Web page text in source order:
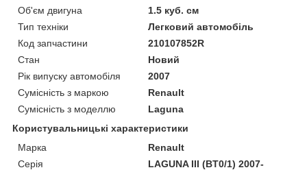
Об'єм двигуна
1.5 куб. см
Тип техніки
Легковий автомобіль
Код запчастини
210107852R
Стан
Новий
Рік випуску автомобіля
2007
Сумісність з маркою
Renault
Сумісність з моделлю
Laguna
Користувальницькі характеристики
Марка
Renault
Серія
LAGUNA III (BT0/1) 2007-